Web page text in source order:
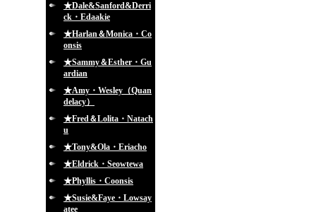
★Dale&Sanford&Derri
ck・Edaakie
★Harlan＆Monica・Co
onsis
★Sammy＆Esther・Gu
ardian
★Amy・Wesley（Quan
delacy）
★Fred＆Lolita・Natach
u
★Tony&Ola・Eriacho
★Eldrick・Seowtewa
★Phyllis・Coonsis
★Susie&Faye・Lowsay
atee